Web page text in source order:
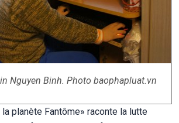
Nguyen Binh. Photo baophapluat.vn
planète Fantôme» raconte la lutte